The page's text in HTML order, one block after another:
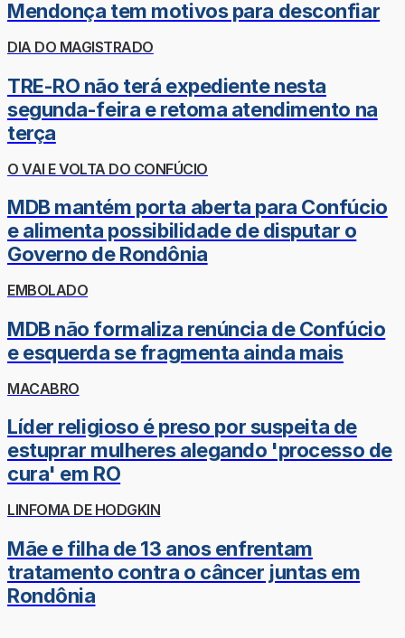
Mendonça tem motivos para desconfiar
DIA DO MAGISTRADO
TRE-RO não terá expediente nesta
segunda-feira e retoma atendimento na
terça
O VAI E VOLTA DO CONFÚCIO
MDB mantém porta aberta para Confúcio
e alimenta possibilidade de disputar o
Governo de Rondônia
EMBOLADO
MDB não formaliza renúncia de Confúcio
e esquerda se fragmenta ainda mais
MACABRO
Líder religioso é preso por suspeita de
estuprar mulheres alegando 'processo de
cura' em RO
LINFOMA DE HODGKIN
Mãe e filha de 13 anos enfrentam
tratamento contra o câncer juntas em
Rondônia